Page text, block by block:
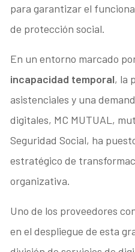
para garantizar el
de protección social.
En un entorno marcado
incapacidad temporal, la
asistenciales y una
digitales, MC MUTUAL,
Seguridad Social, ha
estratégico de
organizativa.
Uno de los proveedores
en el despliegue de esta